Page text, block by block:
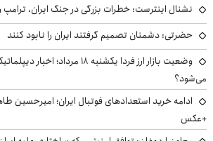
نشنال اینترست: خطرات بزرگی در جنگ ایران، ترامپ
حضرتی: دشمنان تصمیم گرفتند ایران را نابود کنند
وضعیت بازار ارز فردا یکشنبه ۱۸
می‌شود؟
ادامه خرید استعدادهای فوتبال ایران؛
+عکس